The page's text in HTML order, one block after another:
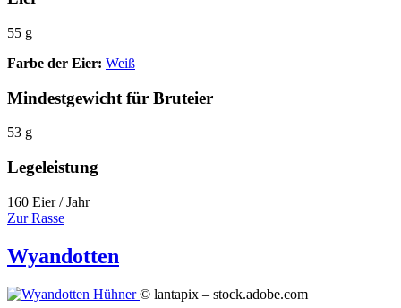
55 g
Farbe der Eier: Weiß
Mindestgewicht für Bruteier
53 g
Legeleistung
160 Eier / Jahr
Zur Rasse
Wyandotten
© lantapix – stock.adobe.com